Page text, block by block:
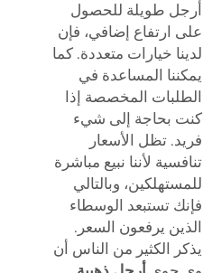
أرجل طويلة للحصول
على ارتفاع إضافي، فإن
لدينا خيارات متعددة. كما
يمكننا المساعدة في
الطلبات المخصصة إذا
كنت بحاجة إلى شيء
فريد. تظل الأسعار
تنافسية لأننا نبيع مباشرة
للمستهلكين، وبالتالي
فإنك تستبعد الوسطاء
الذين يرفعون السعر.
يذكر الكثير من الناس أن